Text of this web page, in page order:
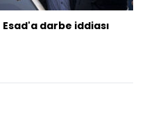
Esad'a darbe iddiası